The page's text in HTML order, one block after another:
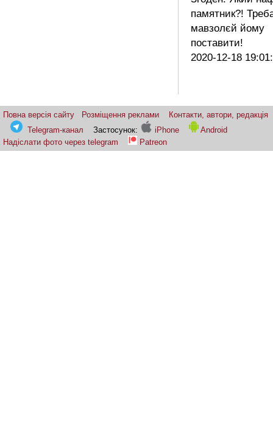
памятник?!
мавзолєй йому
поставити!
2020-12-18
Повна версія сайту Розміщення реклами
Контакти, автори, редакція
Telegram-канал
Застосунок: iPhone
Android
Надіслати фото через telegram
Patreon